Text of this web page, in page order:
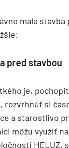
mala
pred stavbou
je,
rozvrhnúť si
a starostlivo
môžu využiť
HELUZ,